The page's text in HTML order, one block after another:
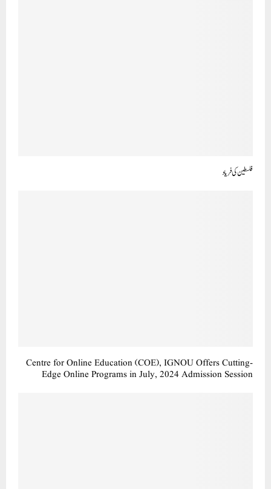
فلسطین کی فریاد
Centre for Online Education (COE), IGNOU Offers Cutting-
Edge Online Programs in July, 2024 Admission Session